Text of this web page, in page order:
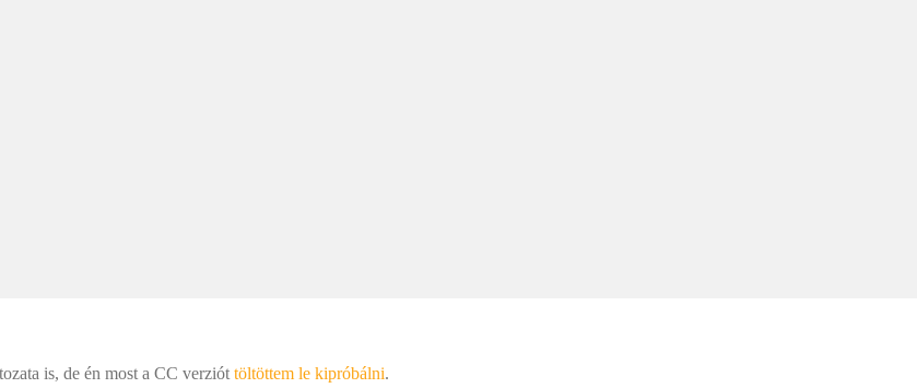
is, de én most a CC verziót töltöttem le kipróbálni.